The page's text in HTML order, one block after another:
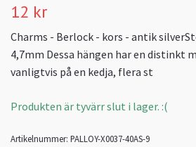
12 kr
Charms - Berlock - kors - antik
4,7mm Dessa hängen har en distinkt
vanligtvis på en kedja, flera st
Produkten är tyvärr slut i lager. :(
Artikelnummer: PALLOY-X0037-40AS-9